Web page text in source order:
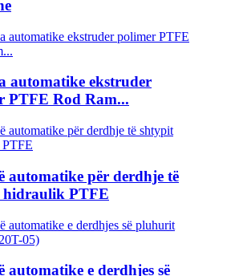
automatike ekstruder
PTFE Rod Ram...
automatike për derdhje të
hidraulik PTFE
automatike e derdhjes së